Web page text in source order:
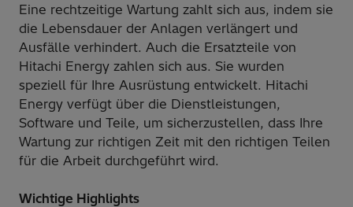
Eine rechtzeitige Wartung zahlt sich aus, indem sie
die Lebensdauer der Anlagen verlängert und
Ausfälle verhindert. Auch die Ersatzteile von
Hitachi Energy zahlen sich aus. Sie wurden
speziell für Ihre Ausrüstung entwickelt. Hitachi
Energy verfügt über die Dienstleistungen,
Software und Teile, um sicherzustellen, dass Ihre
Wartung zur richtigen Zeit mit den richtigen Teilen
für die Arbeit durchgeführt wird.
Wichtige Highlights